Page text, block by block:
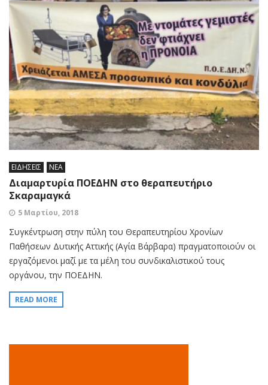
ΕΙΔΗΣΕΙΣ ΝΕΑ
Διαμαρτυρία ΠΟΕΔΗΝ στο θεραπευτήριο
Σκαραμαγκά
5 Μαρτίου, 2018
Συγκέντρωση στην πύλη του Θεραπευτηρίου Χρονίων
Παθήσεων Δυτικής Αττικής (Αγία Βάρβαρα) πραγματοποιούν οι
εργαζόμενοι μαζί με τα μέλη του συνδικαλιστικού τους
οργάνου, την ΠΟΕΔΗΝ.
READ MORE